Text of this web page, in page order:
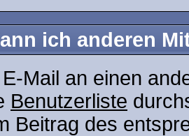
ich anderen
Mail an einen
Benutzerliste
Beitrag des